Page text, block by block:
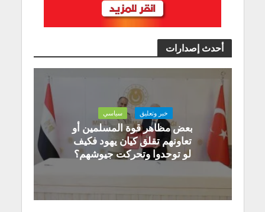
أحدث إصدارات
خبر وتعليق سياسي
بعض مظاهر قوة المسلمين أو
تعاونهم تقلق كيان يهود فكيف
لو توحدوا وتحركت جيوشهم؟